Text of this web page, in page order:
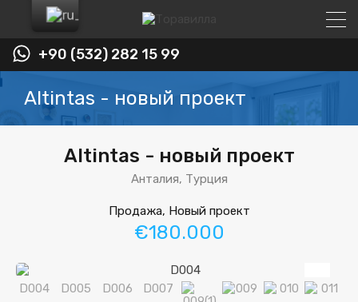
+90 (532) 282 15 99
Altintas - новый проект
Altintas - новый проект
Анталия, Турция
Продажа, Новый проект
€180.000